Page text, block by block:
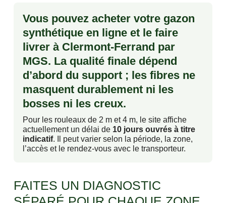
Vous pouvez acheter votre gazon
synthétique en ligne et le faire
livrer à Clermont-Ferrand par
MGS. La qualité finale dépend
d’abord du support ; les fibres ne
masquent durablement ni les
bosses ni les creux.
Pour les rouleaux de 2 m et 4 m, le site affiche
actuellement un délai de 10 jours ouvrés à titre
indicatif. Il peut varier selon la période, la zone,
l’accès et le rendez-vous avec le transporteur.
FAITES UN DIAGNOSTIC